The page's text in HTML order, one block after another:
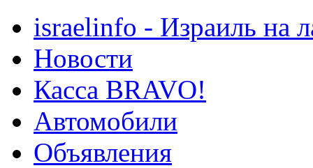
israelinfo - Израиль на
Новости
Касса BRAVO!
Автомобили
Объявления